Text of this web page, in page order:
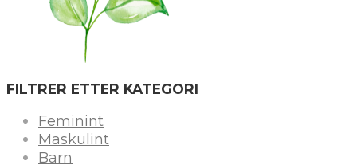
FILTRER ETTER KATEGORI
Feminint
Maskulint
Barn